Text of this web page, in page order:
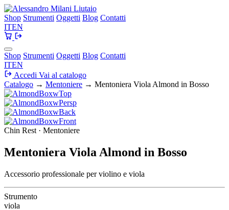
Shop Strumenti Oggetti Blog Contatti
ITEN
Shop Strumenti Oggetti Blog Contatti
ITEN
Accedi Vai al catalogo
Catalogo → Mentoniere → Mentoniera Viola Almond in Bosso
Chin Rest · Mentoniere
Mentoniera Viola Almond in Bosso
Accessorio professionale per violino e viola
Strumento
viola